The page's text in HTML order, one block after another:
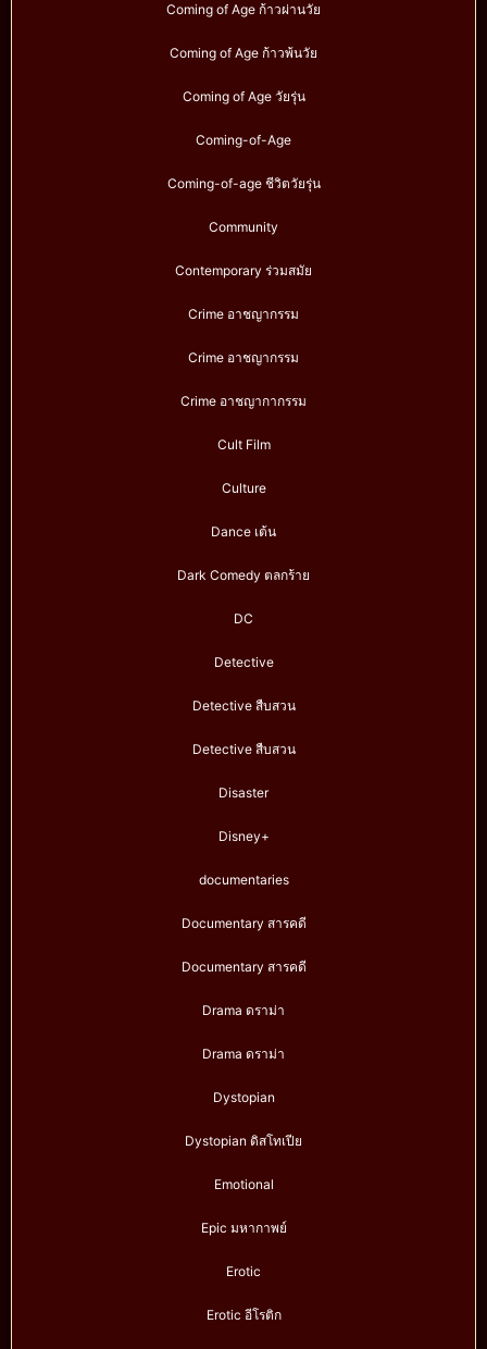
Coming of Age ก้าวผ่านวัย
Coming of Age ก้าวพ้นวัย
Coming of Age วัยรุ่น
Coming-of-Age
Coming-of-age ชีวิตวัยรุ่น
Community
Contemporary ร่วมสมัย
Crime อาชญากรรม
Crime อาชญากรรม
Crime อาชญากากรรม
Cult Film
Culture
Dance เต้น
Dark Comedy ตลกร้าย
DC
Detective
Detective สืบสวน
Detective สืบสวน
Disaster
Disney+
documentaries
Documentary สารคดี
Documentary สารคดี
Drama ดราม่า
Drama ดราม่า
Dystopian
Dystopian ดิสโทเปีย
Emotional
Epic มหากาพย์
Erotic
Erotic อีโรติก